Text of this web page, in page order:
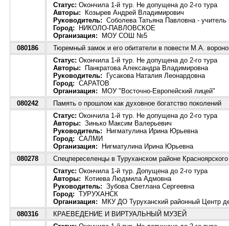
Статус: Окончила 1-й тур. Не допущена до 2-го тура
Авторы: Козырев Андрей Владимирович
Руководитель: Соболева Татьяна Павловна -
Город: НИКОЛО-ПАВЛОВСКОЕ
Организация: МОУ СОШ №5
080186
Тюремный замок и его обитатели в повести М.А.
Статус: Окончила 1-й тур. Не допущена до 2-го тура
Авторы: Панкратова Александра Владимировна
Руководитель: Гусакова Наталия Леонардовна
Город: САРАТОВ
Организация: МОУ "Восточно-Европейский лицей"
080242
Память о прошлом как духовное богатство поколений
Статус: Окончила 1-й тур. Не допущена до 2-го тура
Авторы: Зинько Максим Валерьевич
Руководитель: Нигматулина Ирина Юрьевна
Город: САЛМИ
Организация: Нигматулина Ирина Юрьевна
080278
Спецпереселенцы в Туруханском районе Красноярского
Статус: Окончила 1-й тур. Допущена до 2-го тура
Авторы: Котиева Людмила Адмовна
Руководитель: Зубова Светлана Сергеевна
Город: ТУРУХАНСК
Организация: МКУ ДО Туруханский районный Центр
080316
КРАЕВЕДЕНИЕ И ВИРТУАЛЬНЫЙ МУЗЕЙ